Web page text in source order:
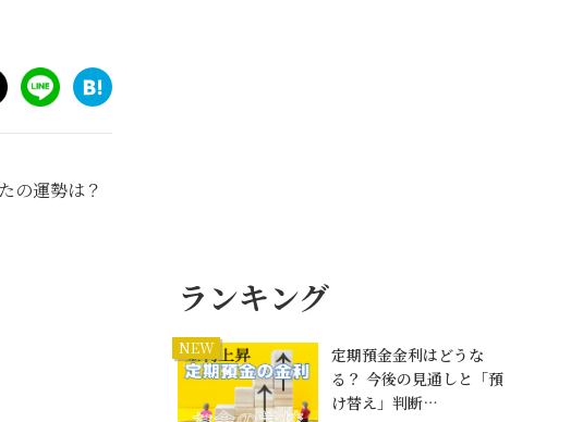
の運勢は？
ランキング
NEW
定期預金金利はどうな
る？ 今後の見通しと「預
け替え」判断…